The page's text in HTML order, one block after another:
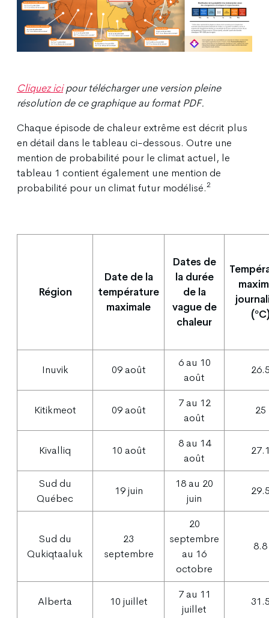
Cliquez ici pour télécharger une version pleine
résolution de ce graphique au format PDF.
Chaque épisode de chaleur extrême est décrit plus
en détail dans le tableau ci-dessous. Outre une
mention de probabilité pour le climat actuel, le
tableau 1 contient également une mention de
probabilité pour un climat futur modélisé.2
Région
Date de la
température
maximale
Dates de
la durée
de la
vague de
chaleur
Inuvik 09 août
6 au 10
août
Kitikmeot 09 août
7 au 12
août
25
Kivalliq 10 août
8 au 14
août
Sud du
Québec
19 juin
18 au 20
juin
Sud du
Qukiqtaaluk
23
septembre
20
septembre
au 16
octobre
8.8
Alberta 10 juillet
7 au 11
juillet